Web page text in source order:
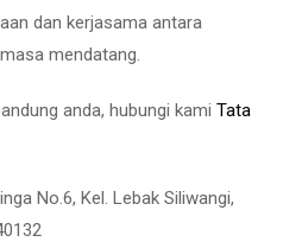
dan kerjasama antara
mendatang.
anda, hubungi kami Tata
No.6, Kel. Lebak Siliwangi,